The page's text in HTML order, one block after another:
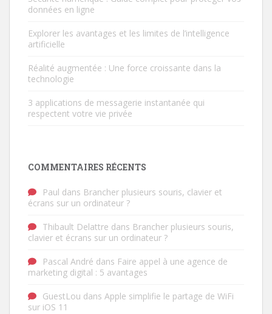
données en ligne
Explorer les avantages et les limites de l’intelligence
artificielle
Réalité augmentée : Une force croissante dans la
technologie
3 applications de messagerie instantanée qui
respectent votre vie privée
COMMENTAIRES RÉCENTS
Paul dans Brancher plusieurs souris, clavier et
écrans sur un ordinateur ?
Thibault Delattre dans Brancher plusieurs souris,
clavier et écrans sur un ordinateur ?
Pascal André dans Faire appel à une agence de
marketing digital : 5 avantages
GuestLou dans Apple simplifie le partage de WiFi
sur iOS 11